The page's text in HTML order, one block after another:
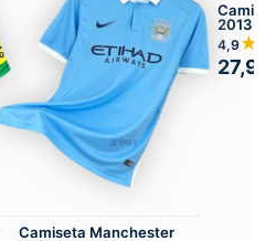
Camiseta Manchester
2013-
4,9
27,99